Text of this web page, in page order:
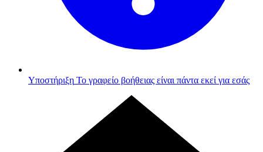
Υποστήριξη Το γραφείο βοήθειας είναι πάντα εκεί για εσάς